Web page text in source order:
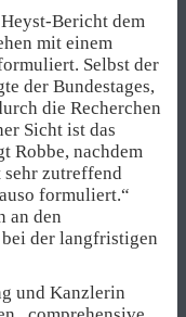
Bericht dem
mit einem
Selbst der
der Bundestages,
die Recherchen
Sicht ist das
Robbe, nachdem
sehr zutreffend
formuliert.“
an den
der langfristigen
und Kanzlerin